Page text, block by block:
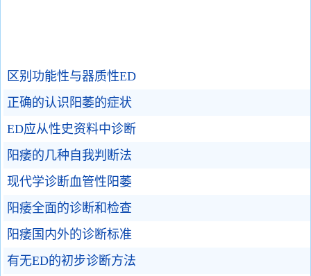
区别功能性与器质性ED
正确的认识阳萎的症状
ED应从性史资料中诊断
阳痿的几种自我判断法
现代学诊断血管性阳萎
阳痿全面的诊断和检查
阳痿国内外的诊断标准
有无ED的初步诊断方法